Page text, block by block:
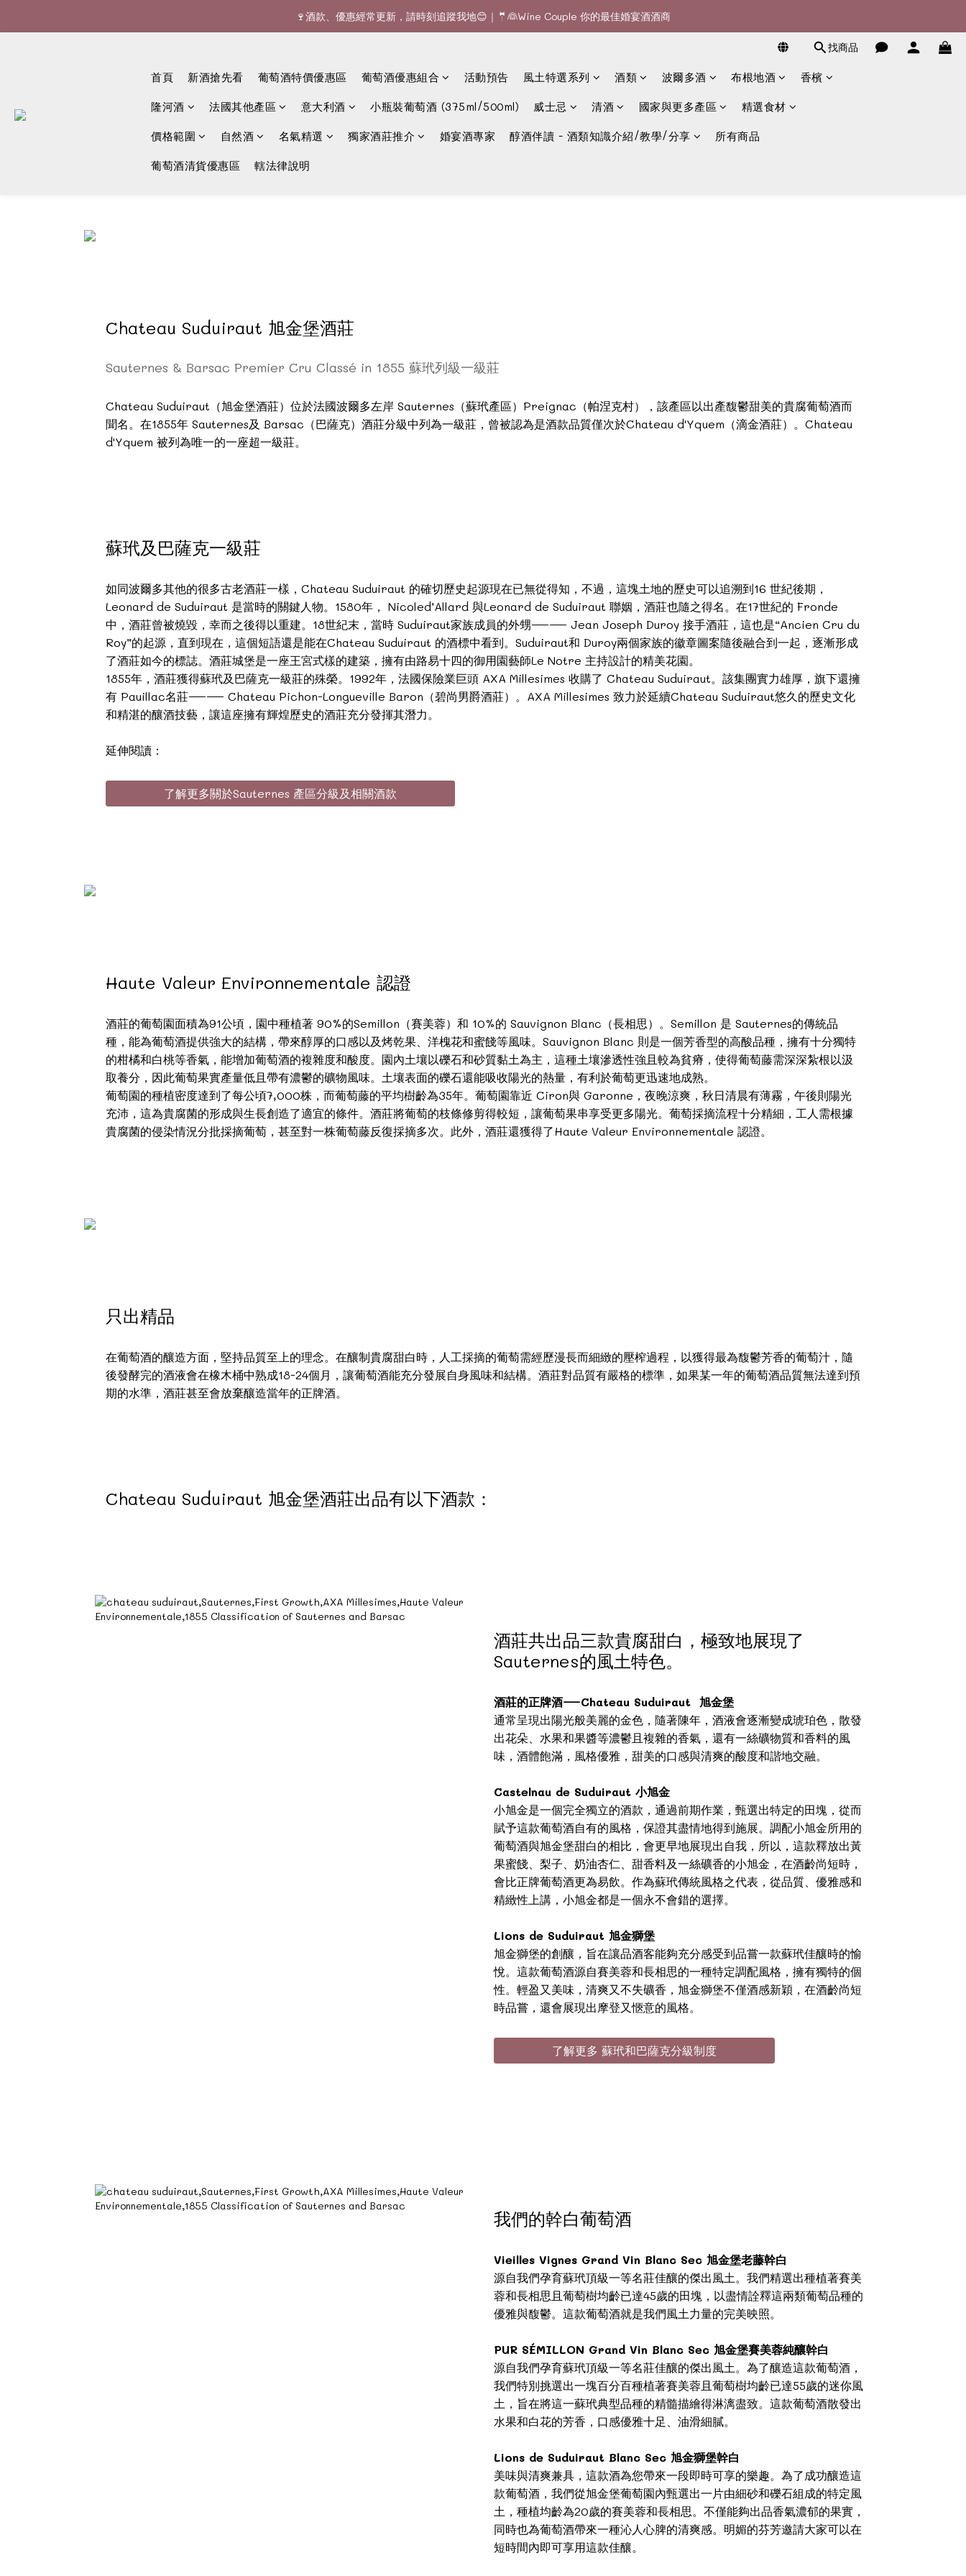
🚚全單滿$1200或6支可享免費送貨 (香港)｜🆕全新澳門送貨服務 (詳情請查詢)
🍷酒款、優惠經常更新，請時刻追蹤我地😊｜🤵👰Wine Couple 你的最佳婚宴酒酒商
找商品
首頁 新酒搶先看 葡萄酒特價優惠區 葡萄酒優惠組合 活動預告 風土特選系列 酒類 波爾多酒 布根地酒 香檳
隆河酒 法國其他產區 意大利酒 小瓶裝葡萄酒 (375ml/500ml) 威士忌 清酒 國家與更多產區 精選食材
價格範圍 自然酒 名氣精選 獨家酒莊推介 婚宴酒專家 醇酒伴讀 - 酒類知識介紹/教學/分享 所有商品
葡萄酒清貨優惠區 轄法律說明
Chateau Suduiraut 旭金堡酒莊
Sauternes & Barsac Premier Cru Classé in 1855 蘇玳列級一級莊
Chateau Suduiraut（旭金堡酒莊）位於法國波爾多左岸 Sauternes（蘇玳產區）Preignac（帕涅克村），該產區以出產馥鬱甜美的貴腐葡萄酒而
聞名。在1855年 Sauternes及 Barsac（巴薩克）酒莊分級中列為一級莊，曾被認為是酒款品質僅次於Chateau d'Yquem（滴金酒莊）。Chateau
d'Yquem 被列為唯一的一座超一級莊。
蘇玳及巴薩克一級莊
如同波爾多其他的很多古老酒莊一樣，Chateau Suduiraut 的確切歷史起源現在已無從得知，不過，這塊土地的歷史可以追溯到16 世紀後期，
Leonard de Suduiraut 是當時的關鍵人物。1580年， Nicoled’Allard 與Leonard de Suduiraut 聯姻，酒莊也隨之得名。在17世紀的 Fronde
中，酒莊曾被燒毀，幸而之後得以重建。18世紀末，當時 Suduiraut家族成員的外甥—— Jean Joseph Duroy 接手酒莊，這也是“Ancien Cru du
Roy”的起源，直到現在，這個短語還是能在Chateau Suduiraut 的酒標中看到。Suduiraut和 Duroy兩個家族的徽章圖案隨後融合到一起，逐漸形成
了酒莊如今的標誌。酒莊城堡是一座王宮式樣的建築，擁有由路易十四的御用園藝師Le Notre 主持設計的精美花園。
1855年，酒莊獲得蘇玳及巴薩克一級莊的殊榮。1992年，法國保險業巨頭 AXA Millesimes 收購了 Chateau Suduiraut。該集團實力雄厚，旗下還擁
有 Pauillac名莊—— Chateau Pichon-Longueville Baron（碧尚男爵酒莊）。AXA Millesimes 致力於延續Chateau Suduiraut悠久的歷史文化
和精湛的釀酒技藝，讓這座擁有輝煌歷史的酒莊充分發揮其潛力。
延伸閱讀：
了解更多關於Sauternes 產區分級及相關酒款
Haute Valeur Environnementale 認證
酒莊的葡萄園面積為91公頃，園中種植著 90%的Semillon（賽美蓉）和 10%的 Sauvignon Blanc（長相思）。Semillon 是 Sauternes的傳統品
種，能為葡萄酒提供強大的結構，帶來醇厚的口感以及烤乾果、洋槐花和蜜餞等風味。Sauvignon Blanc 則是一個芳香型的高酸品種，擁有十分獨特
的柑橘和白桃等香氣，能增加葡萄酒的複雜度和酸度。園內土壤以礫石和砂質黏土為主，這種土壤滲透性強且較為貧瘠，使得葡萄藤需深深紮根以汲
取養分，因此葡萄果實產量低且帶有濃鬱的礦物風味。土壤表面的礫石還能吸收陽光的熱量，有利於葡萄更迅速地成熟。
葡萄園的種植密度達到了每公頃7,000株，而葡萄藤的平均樹齡為35年。葡萄園靠近 Ciron與 Garonne，夜晚涼爽，秋日清晨有薄霧，午後則陽光
充沛，這為貴腐菌的形成與生長創造了適宜的條件。酒莊將葡萄的枝條修剪得較短，讓葡萄果串享受更多陽光。葡萄採摘流程十分精細，工人需根據
貴腐菌的侵染情況分批採摘葡萄，甚至對一株葡萄藤反復採摘多次。此外，酒莊還獲得了Haute Valeur Environnementale 認證。
只出精品
在葡萄酒的釀造方面，堅持品質至上的理念。在釀制貴腐甜白時，人工採摘的葡萄需經歷漫長而細緻的壓榨過程，以獲得最為馥鬱芳香的葡萄汁，隨
後發酵完的酒液會在橡木桶中熟成18-24個月，讓葡萄酒能充分發展自身風味和結構。酒莊對品質有嚴格的標準，如果某一年的葡萄酒品質無法達到預
期的水準，酒莊甚至會放棄釀造當年的正牌酒。
Chateau Suduiraut 旭金堡酒莊出品有以下酒款：
酒莊共出品三款貴腐甜白，極致地展現了
Sauternes的風土特色。
酒莊的正牌酒—Chateau Suduiraut 旭金堡
通常呈現出陽光般美麗的金色，隨著陳年，酒液會逐漸變成琥珀色，散發
出花朵、水果和果醬等濃鬱且複雜的香氣，還有一絲礦物質和香料的風
味，酒體飽滿，風格優雅，甜美的口感與清爽的酸度和諧地交融。
Castelnau de Suduiraut 小旭金
小旭金是一個完全獨立的酒款，通過前期作業，甄選出特定的田塊，從而
賦予這款葡萄酒自有的風格，保證其盡情地得到施展。調配小旭金所用的
葡萄酒與旭金堡甜白的相比，會更早地展現出自我，所以，這款釋放出黃
果蜜餞、梨子、奶油杏仁、甜香料及一絲礦香的小旭金，在酒齡尚短時，
會比正牌葡萄酒更為易飲。作為蘇玳傳統風格之代表，從品質、優雅感和
精緻性上講，小旭金都是一個永不會錯的選擇。
Lions de Suduiraut 旭金獅堡
旭金獅堡的創釀，旨在讓品酒客能夠充分感受到品嘗一款蘇玳佳釀時的愉
悅。這款葡萄酒源自賽美蓉和長相思的一種特定調配風格，擁有獨特的個
性。輕盈又美味，清爽又不失礦香，旭金獅堡不僅酒感新穎，在酒齡尚短
時品嘗，還會展現出摩登又愜意的風格。
了解更多 蘇玳和巴薩克分級制度
我們的幹白葡萄酒
Vieilles Vignes Grand Vin Blanc Sec 旭金堡老藤幹白
源自我們孕育蘇玳頂級一等名莊佳釀的傑出風土。我們精選出種植著賽美
蓉和長相思且葡萄樹均齡已達45歲的田塊，以盡情詮釋這兩類葡萄品種的
優雅與馥鬱。這款葡萄酒就是我們風土力量的完美映照。
PUR SÉMILLON Grand Vin Blanc Sec 旭金堡賽美蓉純釀幹白
源自我們孕育蘇玳頂級一等名莊佳釀的傑出風土。為了釀造這款葡萄酒，
我們特別挑選出一塊百分百種植著賽美蓉且葡萄樹均齡已達55歲的迷你風
土，旨在將這一蘇玳典型品種的精髓描繪得淋漓盡致。這款葡萄酒散發出
水果和白花的芳香，口感優雅十足、油滑細膩。
Lions de Suduiraut Blanc Sec 旭金獅堡幹白
美味與清爽兼具，這款酒為您帶來一段即時可享的樂趣。為了成功釀造這
款葡萄酒，我們從旭金堡葡萄園內甄選出一片由細砂和礫石組成的特定風
土，種植均齡為20歲的賽美蓉和長相思。不僅能夠出品香氣濃郁的果實，
同時也為葡萄酒帶來一種沁人心脾的清爽感。明媚的芬芳邀請大家可以在
短時間內即可享用這款佳釀。